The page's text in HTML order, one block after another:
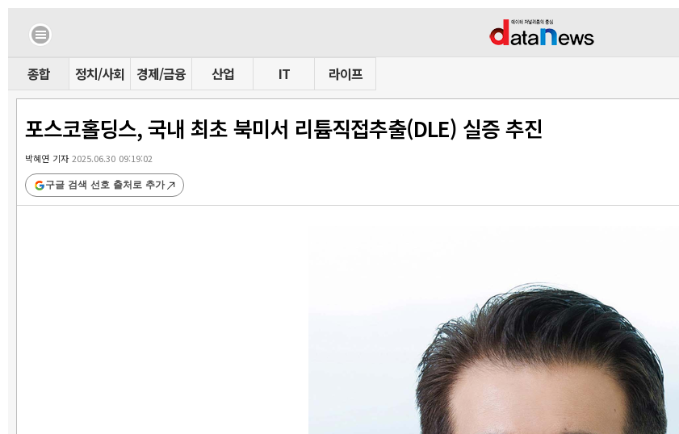
종합 정치/사회 경제/금융 산업 IT 라이프
포스코홀딩스, 국내 최초 북미서 리튬직접추출(DLE) 실증 추진
박혜연 기자2025.06.30 09:19:02
구글 검색 선호 출처로 추가